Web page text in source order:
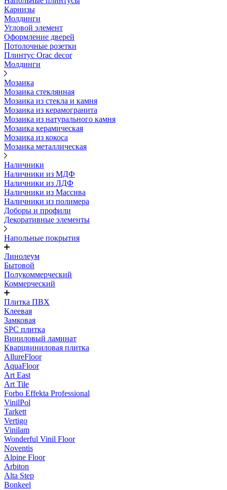
Карнизы
Молдинги
Угловой элемент
Оформление дверей
Потолочные розетки
Плинтус Orac decor
Молдинги
Мозаика
Мозаика стеклянная
Мозаика из стекла и камня
Мозаика из керамогранита
Мозаика из натурального камня
Мозаика керамическая
Мозаика из кокоса
Мозаика металлическая
Наличники
Наличники из МДФ
Наличники из ЛДФ
Наличники из Массива
Наличники из полимера
Доборы и профили
Декоративные элементы
Напольные покрытия
Линолеум
Бытовой
Полукоммерческий
Коммерческий
Плитка ПВХ
Клеевая
Замковая
SPC плитка
Виниловый ламинат
Кварцвиниловая плитка
AllureFloor
AquaFloor
Art East
Art Tile
Forbo Effekta Professional
VinilPol
Tarkett
Vertigo
Vinilam
Wonderful Vinil Floor
Noventis
Alpine Floor
Arbiton
Alta Step
Bonkeel